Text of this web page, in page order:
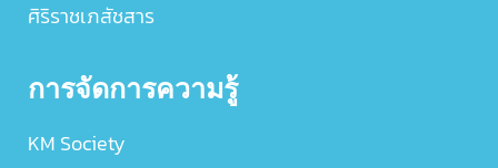
ศิริราชเภสัชสาร
การจัดการความรู้
KM Society